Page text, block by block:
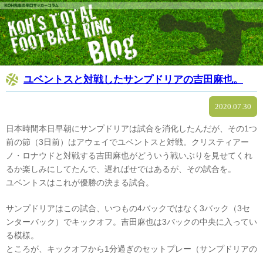
ユベントスと対戦したサンプドリアの吉田麻也。
2020.07.30
日本時間本日早朝にサンプドリアは試合を消化したんだが、その1つ
前の節（3日前）はアウェイでユベントスと対戦。クリスティアー
ノ・ロナウドと対戦する吉田麻也がどういう戦いぶりを見せてくれ
るか楽しみにしてたんで、遅ればせではあるが、その試合を。
ユベントスはこれが優勝の決まる試合。
サンプドリアはこの試合、いつもの4バックではなく3バック（3セ
ンターバック）でキックオフ。吉田麻也は3バックの中央に入ってい
る模様。
ところが、キックオフから1分過ぎのセットプレー（サンプドリアの